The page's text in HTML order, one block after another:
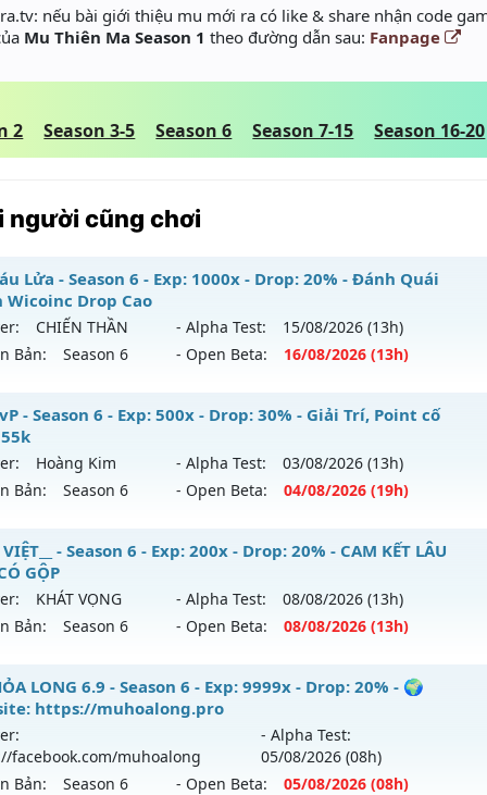
nếu bài giới thiệu mu mới ra có like & share nhận code
Mu Thiên Ma Season 1 theo đường dẫn sau: Fanpage
2 Season 3-5 Season 6 Season 7-15 Season 16-20
người cũng chơi
Lửa - Season 6 - Exp: 1000x - Drop: 20% - Đánh Quái
Wicoinc Drop Cao
CHIẾN THẦN - Alpha Test: 15/08/2026 (13h)
Bản:
Season 6 - Open Beta: 16/08/2026 (13h)
Máu Lửa - Đánh Quái Nhận Wicoinc Drop Cao
mới ra tháng 08 2026 - Mở máy chủCHIẾN THẦN
1000x - Drop: 20%
loại: Mu Nguyên bản Webzen
GameGuard
- Season 6 - Exp: 500x - Drop: 30% - Giải Trí, Point cố
Hoàng Kim - Alpha Test: 03/08/2026 (13h)
Bản:
Season 6 - Open Beta: 04/08/2026 (19h)
PvP - Giải Trí, Point cố định 55k
mới ra tháng 08 2026 - Mở máy chủHoàng Kim vào 19h
500x - Drop: 30%
loại: Mu Nguyên bản Webzen
Anti Vip bắt hack tuyệt đối
VIỆT__ - Season 6 - Exp: 200x - Drop: 20% - CAM KẾT LÂU
GỘP
KHÁT VỌNG - Alpha Test: 08/08/2026 (13h)
Bản:
Season 6 - Open Beta: 08/08/2026 (13h)
VIỆT__ - CAM KẾT LÂU DÀI, CÓ GỘP
mới ra tháng 08 2026 - Mở máy chủ
KHÁT VỌNG
200x - Drop: 20%
LONG 6.9 - Season 6 - Exp: 9999x - Drop: 20% - 🌍
https://muhoalong.pro
facebook.com/muhoalong
- Alpha Test:
05/08/2026 (08h)
Bản:
Season 6 - Open Beta: 05/08/2026 (08h)